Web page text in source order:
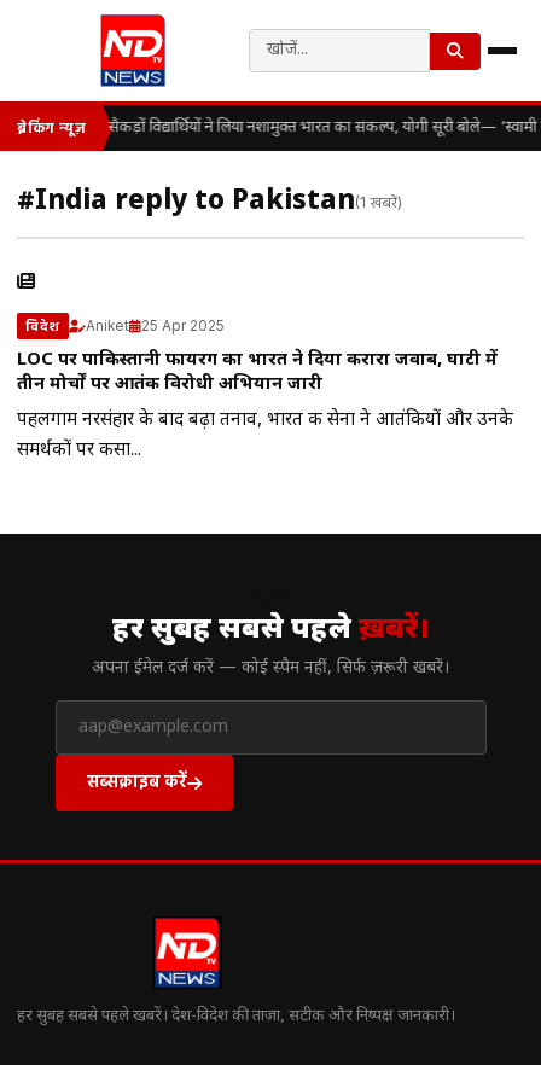
ब्रेकिंग न्यूज़ सैकड़ों विद्यार्थियों ने लिया नशामुक्त भारत का संकल्प, योगी सूरी बोले—
#India reply to Pakistan(1 खबरें)
विदेश Aniket 25 Apr 2025
LOC पर पाकिस्तानी फायरिंग का भारत ने दिया करारा जवाब, घाटी में
तीन मोर्चों पर आतंक विरोधी अभियान जारी
पहलगाम नरसंहार के बाद बढ़ा तनाव, भारत की सेना ने आतंकियों और उनके
समर्थकों पर कसा...
हर सुबह सबसे पहलेख़बरें।
अपना ईमेल दर्ज करें — कोई स्पैम नहीं, सिर्फ ज़रूरी खबरें।
सब्सक्राइब करें
हर सुबह सबसे पहले खबरें। देश-विदेश की ताज़ा, सटीक और निष्पक्ष जानकारी।